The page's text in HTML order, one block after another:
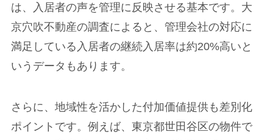
は、入居者の声を管理に反映させる基本です。大
京穴吹不動産の調査によると、管理会社の対応に
満足している入居者の継続入居率は約20%高いと
いうデータもあります。
さらに、地域性を活かした付加価値提供も差別化
ポイントです。例えば、東京都世田谷区の物件で